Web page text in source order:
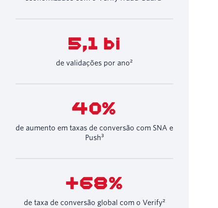
5,1 bi
de validações por ano²
40%
de aumento em taxas de conversão com SNA e
Push³
+68%
de taxa de conversão global com o Verify²